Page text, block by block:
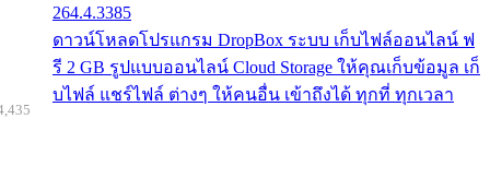
264.4.3385
ดาวน์โหลดโปรแกรม DropBox ระบบ เก็บไฟล์ออนไลน์ ฟ
รี 2 GB รูปแบบออนไลน์ Cloud Storage ให้คุณเก็บข้อมูล เก็
บไฟล์ แชร์ไฟล์ ต่างๆ ให้คนอื่น เข้าถึงได้ ทุกที่ ทุกเวลา